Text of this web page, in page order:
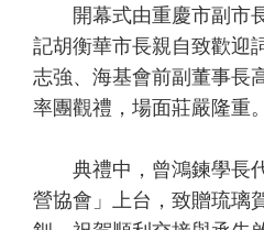
開幕式由重慶市副市
記胡衡華市長親自致歡迎
志強、海基會前副董事長
率團觀禮，場面莊嚴隆重。
典禮中，曾鴻鍊學長
營協會」上台，致贈琉璃